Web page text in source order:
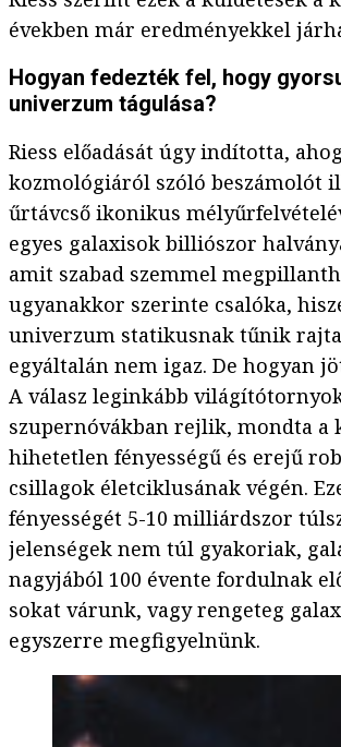
években már eredményekkel
Hogyan fedezték fel, hogy
univerzum tágulása?
Riess előadását úgy indította,
kozmológiáról szóló beszámolót
űrtávcső ikonikus
egyes galaxisok billiószor
amit szabad szemmel
ugyanakkor szerinte csalóka,
univerzum statikusnak tűnik
egyáltalán nem igaz. De hogyan
A válasz leginkább
szupernóvákban rejlik, mondta a
hihetetlen fényességű és erejű
csillagok életciklusának végén.
fényességét 5-10 milliárdszor
jelenségek nem túl gyakoriak,
nagyjából 100 évente fordulnak
sokat várunk, vagy rengeteg
egyszerre megfigyelnünk.